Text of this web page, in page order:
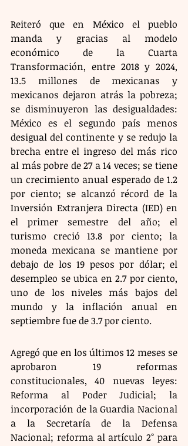
Reiteró que en México el pueblo
manda y gracias al modelo
económico de la Cuarta
Transformación, entre 2018 y 2024,
13.5 millones de mexicanas y
mexicanos dejaron atrás la pobreza;
se disminuyeron las desigualdades:
México es el segundo país menos
desigual del continente y se redujo la
brecha entre el ingreso del más rico
al más pobre de 27 a 14 veces; se tiene
un crecimiento anual esperado de 1.2
por ciento; se alcanzó récord de la
Inversión Extranjera Directa (IED) en
el primer semestre del año; el
turismo creció 13.8 por ciento; la
moneda mexicana se mantiene por
debajo de los 19 pesos por dólar; el
desempleo se ubica en 2.7 por ciento,
uno de los niveles más bajos del
mundo y la inflación anual en
septiembre fue de 3.7 por ciento.
Agregó que en los últimos 12 meses se
aprobaron 19 reformas
constitucionales, 40 nuevas leyes:
Reforma al Poder Judicial; la
incorporación de la Guardia Nacional
a la Secretaría de la Defensa
Nacional; reforma al artículo 2° para